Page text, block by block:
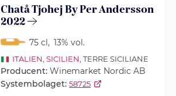
Chatå Tjohej By Per Andersson
2022
75 cl, 13% vol.
ITALIEN SICILIEN , TERRE SICILIANE
Producent:Winemarket Nordic AB
Systembolaget: 58725